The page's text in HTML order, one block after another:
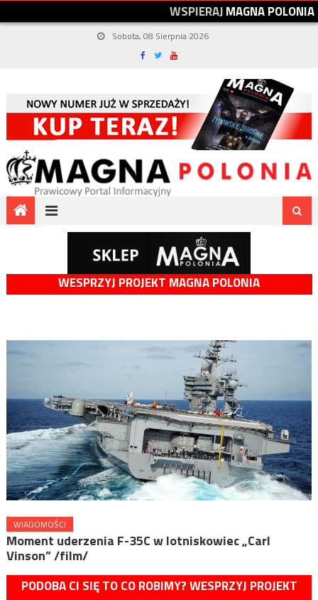
WSPIERAJMAGNAPOLONIA
Sobota, 08 Sierpnia 2026
WESPRZYJ PROJEKT MAGNA POLONIA
WIADOMOŚCI
Moment uderzenia F-35C w lotniskowiec „Carl
Vinson” /film/
PODOBA CI SIĘ TO CO ROBIMY? WESPRZYJ PROJEKT